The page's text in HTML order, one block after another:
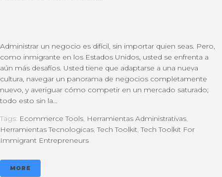
Administrar un negocio es difícil, sin importar quien seas. Pero,
como inmigrante en los Estados Unidos, usted se enfrenta a
aún más desafíos. Usted tiene que adaptarse a una nueva
cultura, navegar un panorama de negocios completamente
nuevo, y averiguar cómo competir en un mercado saturado;
todo esto sin la...
Tags: Ecommerce Tools Herramientas Administrativas
Herramientas Tecnologicas ,Tech Toolkit ,Tech Toolkit For
Immigrant Entrepreneurs
MORE